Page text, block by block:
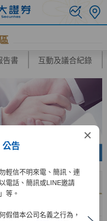
×
公告
輕信不明來電、簡訊、連
電話、簡訊或LINE邀請
等。
假借本公司名義之行為，
告書 互動及議合紀錄
下載